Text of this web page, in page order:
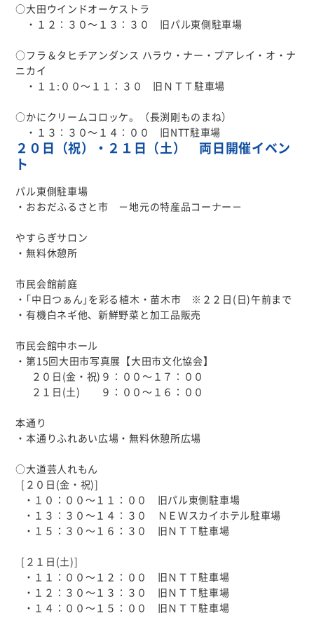
○大田ウインドオーケストラ
・１２：３０～１３：３０ 旧パル東側駐車場
○フラ＆タヒチアンダンス ハラウ・ナー・プアレイ・オ・ナ
ニカイ
・１１:００～１１：３０ 旧ＮＴＴ駐車場
○かにクリームコロッケ。（長渕剛ものまね）
・１３：３０～１４：００ 旧NTT駐車場
２０日（祝）・２１日（土） 両日開催イベン
ト
パル東側駐車場
・おおだふるさと市 －地元の特産品コーナー－
やすらぎサロン
・無料休憩所
市民会館前庭
・｢中日つぁん｣を彩る植木・苗木市 ※２２日(日)午前まで
・有機白ネギ他、新鮮野菜と加工品販売
市民会館中ホール
・第15回大田市写真展【大田市文化協会】
２０日(金・祝)９：００～１７：００
２１日(土) ９：００～１６：００
本通り
・本通りふれあい広場・無料休憩所広場
○大道芸人れもん
[２０日(金・祝)]
・１０：００～１１：００ 旧パル東側駐車場
・１３：３０～１４：３０ ＮＥＷスカイホテル駐車場
・１５：３０～１６：３０ 旧ＮＴＴ駐車場
[２１日(土)]
・１１：００～１２：００ 旧ＮＴＴ駐車場
・１２：３０～１３：３０ 旧ＮＴＴ駐車場
・１４：００～１５：００ 旧ＮＴＴ駐車場